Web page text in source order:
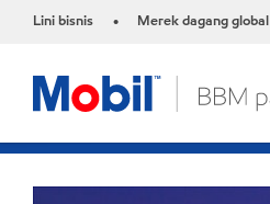
Lini bisnis • Merek dagang global